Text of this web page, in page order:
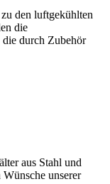
den luftgekühlten
die
durch Zubehör
aus Stahl und
unserer